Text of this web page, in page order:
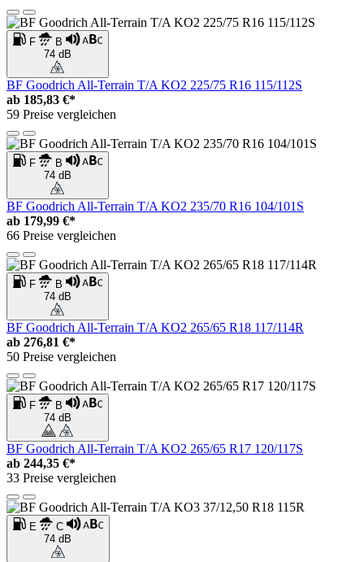
F
B
74 dB
BF Goodrich All-Terrain T/A KO2 225/75 R16 115/112S
ab 185,83 €*
59 Preise vergleichen
F
B
74 dB
BF Goodrich All-Terrain T/A KO2 235/70 R16 104/101S
ab 179,99 €*
66 Preise vergleichen
F
B
74 dB
BF Goodrich All-Terrain T/A KO2 265/65 R18 117/114R
ab 276,81 €*
50 Preise vergleichen
F
B
74 dB
BF Goodrich All-Terrain T/A KO2 265/65 R17 120/117S
ab 244,35 €*
33 Preise vergleichen
E
C
74 dB